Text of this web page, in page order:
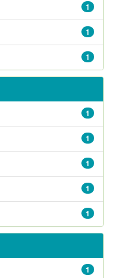
1
1
1
1
1
1
1
1
1